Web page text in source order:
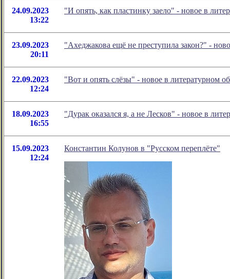
24.09.2023
13:22
"И опять, как пластинку заело" - новое в
23.09.2023
20:11
"Ахеджакова ещё не преступила закон?" -
22.09.2023
12:24
"Вот и опять слёзы" - новое в литературном
18.09.2023
16:55
"Дурак оказался я, а не Лесков" - новое в
15.09.2023
12:24
Константин Колунов в "Русском переплёте"